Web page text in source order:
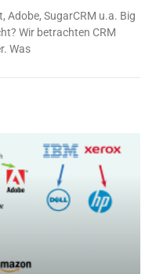
Adobe, SugarCRM u.a. Big
Wir betrachten CRM
Was